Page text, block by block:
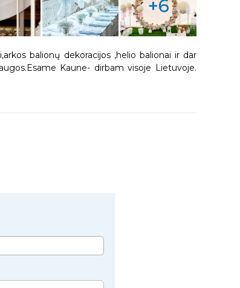
+6
balionų dekoracijos ,helio balionai ir dar
Kaune- dirbam visoje Lietuvoje.